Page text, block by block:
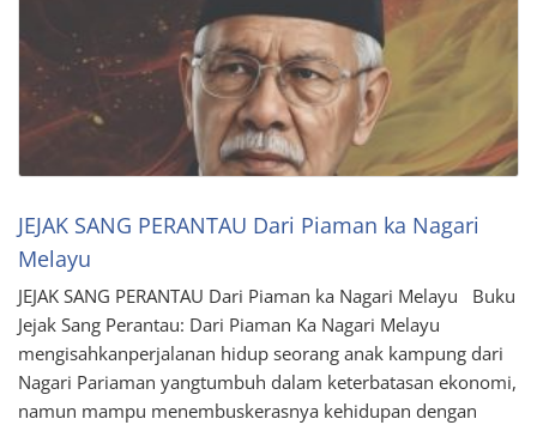
JEJAK SANG PERANTAU Dari Piaman ka Nagari
Melayu
JEJAK SANG PERANTAU Dari Piaman ka Nagari Melayu Buku
Jejak Sang Perantau: Dari Piaman Ka Nagari Melayu
mengisahkanperjalanan hidup seorang anak kampung dari
Nagari Pariaman yangtumbuh dalam keterbatasan ekonomi,
namun mampu menembuskerasnya kehidupan dengan